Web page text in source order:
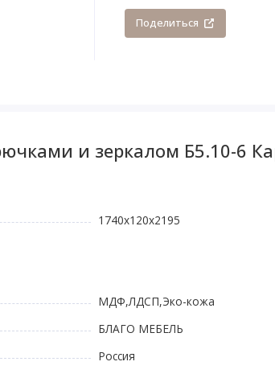
Поделиться
и зеркалом Б5.10-6
1740х120х2195
МДФ,ЛДСП,Эко-кожа
БЛАГО МЕБЕЛЬ
Россия